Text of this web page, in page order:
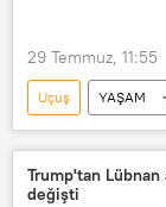
29 Temmuz, 11:55
Uçuş YAŞAM
Trump'tan Lübnan
değişti